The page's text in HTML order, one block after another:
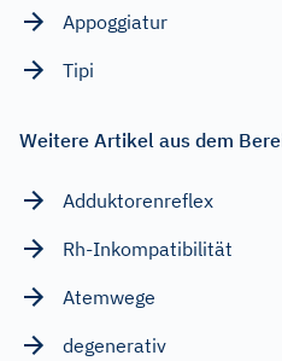
Appoggiatur
Tipi
Weitere Artikel aus dem
Adduktorenreflex
Rh-Inkompatibilität
Atemwege
degenerativ